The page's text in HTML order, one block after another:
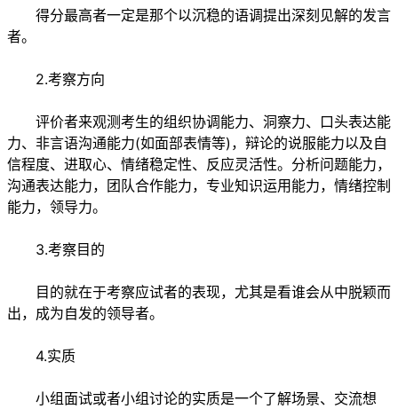
得分最高者一定是那个以沉稳的语调提出深刻见解的发言
者。
2.考察方向
评价者来观测考生的组织协调能力、洞察力、口头表达能
力、非言语沟通能力(如面部表情等)，辩论的说服能力以及自
信程度、进取心、情绪稳定性、反应灵活性。分析问题能力，
沟通表达能力，团队合作能力，专业知识运用能力，情绪控制
能力，领导力。
3.考察目的
目的就在于考察应试者的表现，尤其是看谁会从中脱颖而
出，成为自发的领导者。
4.实质
小组面试或者小组讨论的实质是一个了解场景、交流想